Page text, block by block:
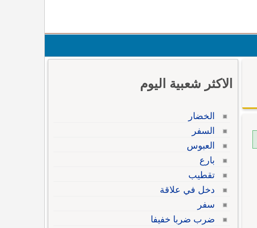
الاكثر شعبية اليوم
الخضار
السفر
العبوس
بارع
تقطيب
دخل في علاقة
سفر
ضرب ضربا خفيفا